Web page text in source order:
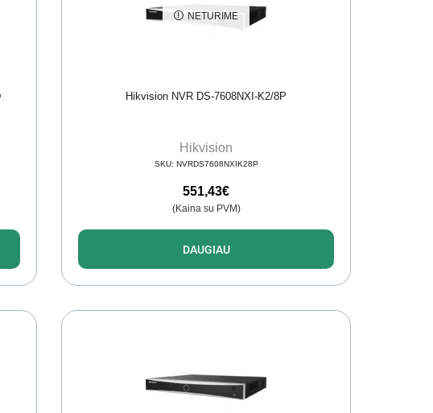
NETURIME
Hikvision NVR DS-7608NXI-K2/8P
Hikvision
SKU: NVRDS7608NXIK28P
551,43€
(Kaina su PVM)
DAUGIAU